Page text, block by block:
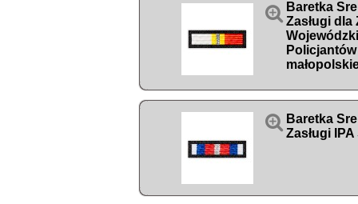
 Baretka
Zasługi dla
 Baretka
Zasługi